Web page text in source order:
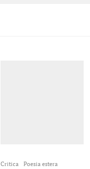
Critica
Poesia estera